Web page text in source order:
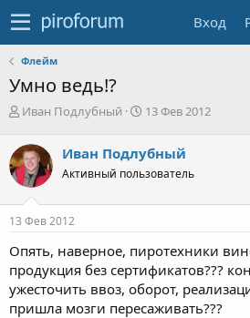
Вход
Флейм
Умно ведь!?
А
т
о
р
т
е
м
Иван Подлубный
Д
а
н
ч
а
13 Фев 2012
Иван Подлубный
Активный пользователь
13 Фев 2012
Опять, наверное, пиротехники
продукция без сертификатов???
ужесточить ввоз, оборот,
пришла мозги пересаживать???